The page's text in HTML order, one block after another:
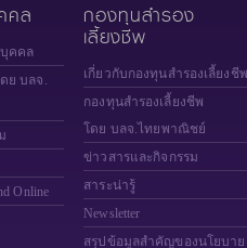
คล
คคล
ย บลจ.
Online
กองทุนสำรอง
เลี้ยงชีพ
เกี่ยวกับกองทุนสำรองเลี้ยงชีพ
กองทุนสำรองเลี้ยงชีพ
โดย บลจ.ไทยพาณิชย์
ข่าวสารและกิจกรรม
สาระน่ารู้
Newsletter
สรุปข้อมูลสำคัญของนโยบาย